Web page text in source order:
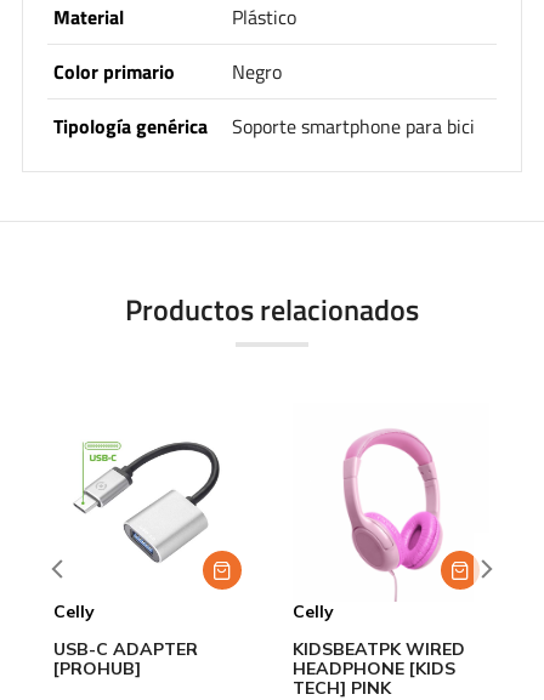
Material
Plástico
Color primario
Negro
Tipología genérica
Soporte smartphone para bici
Productos relacionados
Celly
USB-C ADAPTER
[PROHUB]
Celly
KIDSBEATPK WIRED
HEADPHONE [KIDS
TECH] PINK